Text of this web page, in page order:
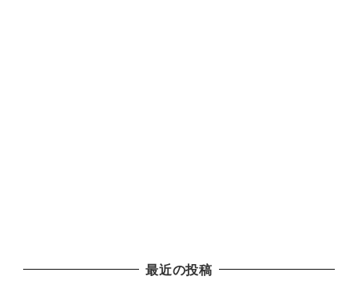
最近の投稿